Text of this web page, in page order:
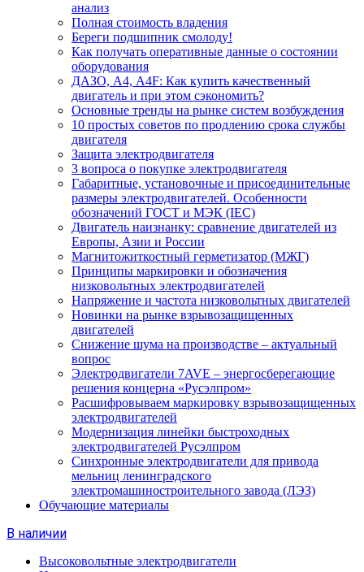
анализ
Полная стоимость владения
Береги подшипник смолоду!
Как получать оперативные данные о состоянии
оборудования
ДАЗО, А4, А4F: Как купить качественный
двигатель и при этом сэкономить?
Основные тренды на рынке систем возбуждения
10 простых советов по продлению срока службы
двигателя
Защита электродвигателя
3 вопроса о покупке электродвигателя
Габаритные, установочные и присоединительные
размеры электродвигателей. Особенности
обозначений ГОСТ и МЭК (IEC)
Двигатель наизнанку: сравнение двигателей из
Европы, Азии и России
Магнитожиткостный герметизатор (МЖГ)
Принципы маркировки и обозначения
низковольтных электродвигателей
Напряжение и частота низковольтных двигателей
Новинки на рынке взрывозащищенных
двигателей
Снижение шума на производстве – актуальный
вопрос
Электродвигатели 7AVE – энергосберегающие
решения концерна «Русэлпром»
Расшифровываем маркировку взрывозащищенных
электродвигателей
Модернизация линейки быстроходных
электродвигателей Русэлпром
Синхронные электродвигатели для привода
мельниц ленинградского
электромашиностроительного завода (ЛЭЗ)
Обучающие материалы
В наличии
Высоковольтные электродвигатели